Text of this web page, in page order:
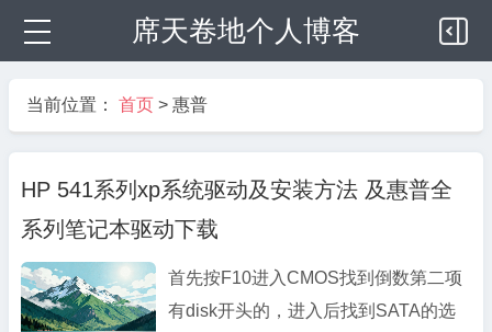
席天卷地个人博客
当前位置： 首页 > 惠普
HP 541系列xp系统驱动及安装方法 及惠普全
系列笔记本驱动下载
首先按F10进入CMOS找到倒数第二项
有disk开头的，进入后找到SATA的选